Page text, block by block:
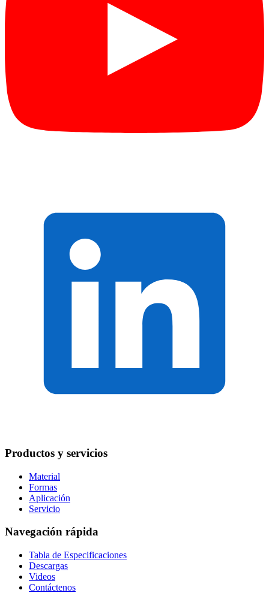
Productos y servicios
Material
Formas
Aplicación
Servicio
Navegación rápida
Tabla de Especificaciones
Descargas
Videos
Contáctenos